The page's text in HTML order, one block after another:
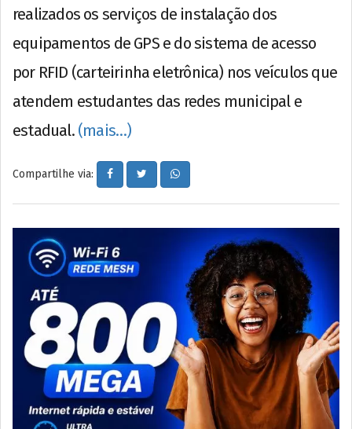
realizados os serviços de instalação dos
equipamentos de GPS e do sistema de acesso
por RFID (carteirinha eletrônica) nos veículos que
atendem estudantes das redes municipal e
estadual. (mais…)
Compartilhe via: